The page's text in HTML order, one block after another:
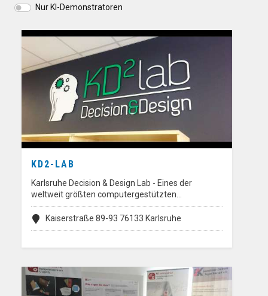
Nur KI-Demonstratoren
KD2-LAB
Karlsruhe Decision & Design Lab - Eines der
weltweit größten computergestützten…
Kaiserstraße 89-93 76133 Karlsruhe